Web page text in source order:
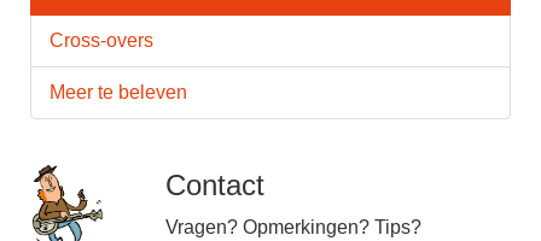
Cross-overs
Meer te beleven
Contact
Vragen? Opmerkingen? Tips?